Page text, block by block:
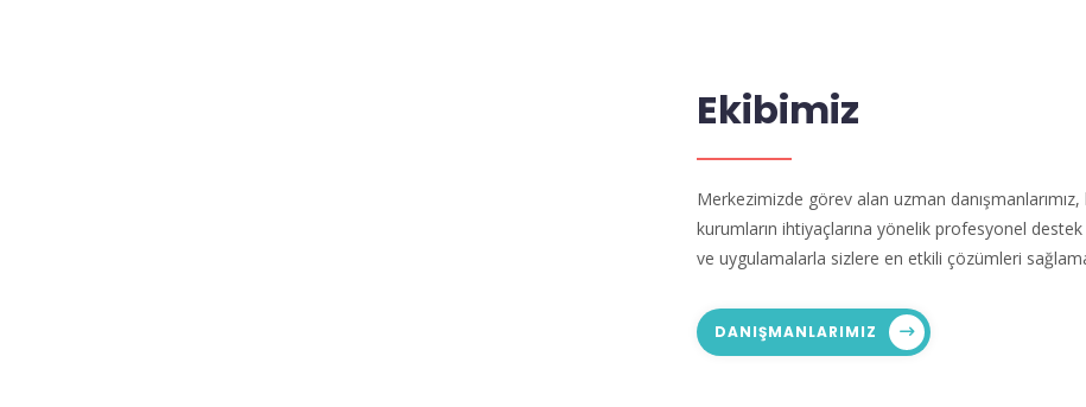
Ekibimiz
Merkezimizde görev alan uzman
kurumların ihtiyaçlarına yönelik profesyonel
ve uygulamalarla sizlere en etkili çözümleri
DANIŞMANLARIMIZ